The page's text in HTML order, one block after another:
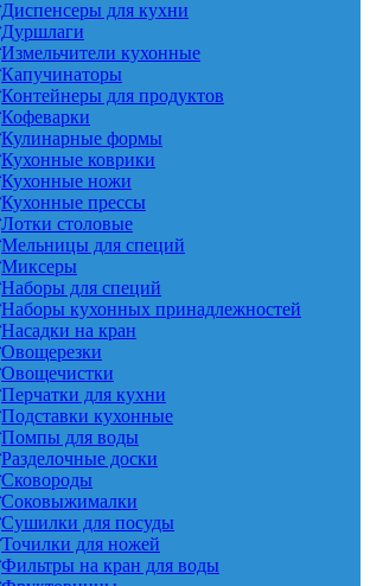
Диспенсеры для кухни
Дуршлаги
Измельчители кухонные
Капучинаторы
Контейнеры для продуктов
Кофеварки
Кулинарные формы
Кухонные коврики
Кухонные ножи
Кухонные прессы
Лотки столовые
Мельницы для специй
Миксеры
Наборы для специй
Наборы кухонных принадлежностей
Насадки на кран
Овощерезки
Овощечистки
Перчатки для кухни
Подставки кухонные
Помпы для воды
Разделочные доски
Сковороды
Соковыжималки
Сушилки для посуды
Точилки для ножей
Фильтры на кран для воды